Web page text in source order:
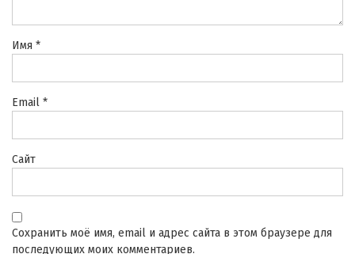
Имя *
Email *
Сайт
Сохранить моё имя, email и адрес сайта в этом браузере для
последующих моих комментариев.